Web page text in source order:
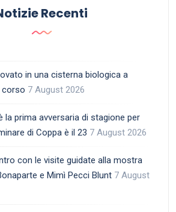
Recenti
in una cisterna biologica a
corso 7 August 2026
la prima avversaria di stagione per
di Coppa è il 23 7 August 2026
con le visite guidate alla mostra
e Mimì Pecci Blunt 7 August